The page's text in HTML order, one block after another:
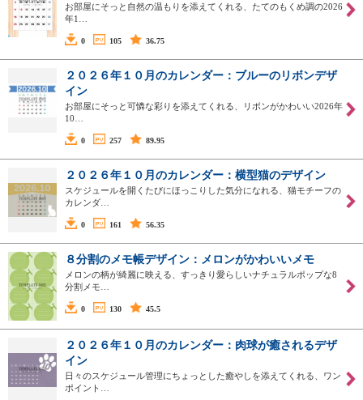
お部屋にそっと自然の温もりを添えてくれる、たてのもくめ調の2026
年1…
0 105 36.75
２０２６年１０月のカレンダー：ブルーのリボンデザ
イン
お部屋にそっと可憐な彩りを添えてくれる、リボンがかわいい2026年
10…
0 257 89.95
２０２６年１０月のカレンダー：横型猫のデザイン
スケジュールを開くたびにほっこりした気分になれる、猫モチーフの
カレンダ…
0 161 56.35
８分割のメモ帳デザイン：メロンがかわいいメモ
メロンの柄が綺麗に映える、すっきり愛らしいナチュラルポップな8
分割メモ…
0 130 45.5
２０２６年１０月のカレンダー：肉球が癒されるデザ
イン
日々のスケジュール管理にちょっとした癒やしを添えてくれる、ワン
ポイント…